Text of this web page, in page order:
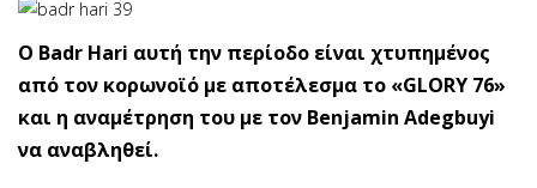
Ο Badr Hari αυτή την περίοδο είναι χτυπημένος
από τον κορωνοϊό με αποτέλεσμα το «GLORY 76»
και η αναμέτρηση του με τον Benjamin Adegbuyi
να αναβληθεί.